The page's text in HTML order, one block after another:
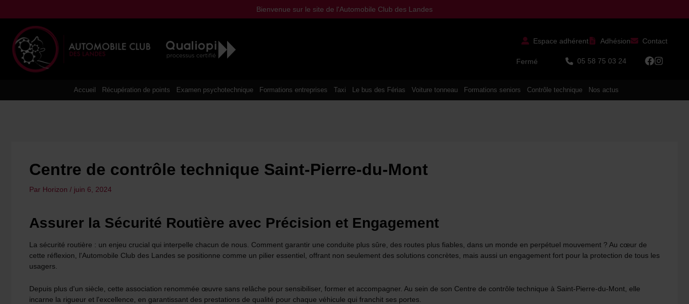
Bienvenue sur le site de l'Automobile Club des Landes
Espace adhérent Adhésion Contact
Fermé 05 58 75 03 24
Accueil Récupération de points Examen psychotechnique Formations entreprises Taxi Le bus des Férias Voiture tonneau Formations seniors Contrôle technique Nos actus
Centre de contrôle technique Saint-Pierre-du-Mont
Par Horizon / juin 6, 2024
Assurer la Sécurité Routière avec Précision et Engagement
La sécurité routière : un enjeu crucial qui interpelle chacun de nous. Comment garantir une conduite plus sûre, des routes plus fiables, dans un monde en perpétuel mouvement ? Au cœur de
cette réflexion, l'Automobile Club des Landes se positionne comme un pilier essentiel, offrant non seulement des solutions concrètes, mais aussi un engagement fort pour la protection de tous les
usagers.
Depuis plus d'un siècle, cette association renommée œuvre sans relâche pour sensibiliser, former et accompagner. Au sein de son Centre de contrôle technique à Saint-Pierre-du-Mont, elle
incarne la rigueur et l'excellence, en garantissant des prestations de qualité pour chaque véhicule qui franchit ses portes.